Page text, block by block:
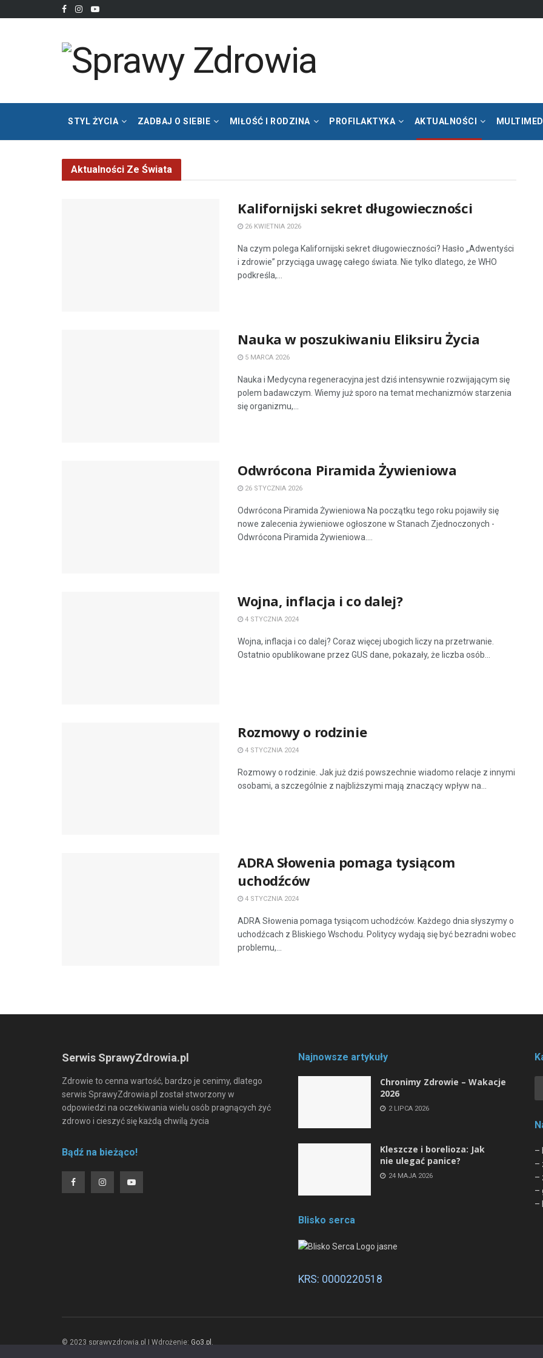
STYL ŻYCIA ZADBAJ O SIEBIE MIŁOŚĆ I RODZINA PROFILAKTYKA AKTUALNOŚCI
Aktualności Ze Świata
Kalifornijski sekret długowieczności
26 KWIETNIA 2026
Na czym polega Kalifornijski sekret długowieczności? Hasło „Adwentyści
i zdrowie” przyciąga uwagę całego świata. Nie tylko dlatego, że WHO
podkreśla,...
Nauka w poszukiwaniu Eliksiru Życia
5 MARCA 2026
Nauka i Medycyna regeneracyjna jest dziś intensywnie rozwijającym się
polem badawczym. Wiemy już sporo na temat mechanizmów starzenia
się organizmu,...
Odwrócona Piramida Żywieniowa
26 STYCZNIA 2026
Odwrócona Piramida Żywieniowa Na początku tego roku pojawiły się
nowe zalecenia żywieniowe ogłoszone w Stanach Zjednoczonych -
Odwrócona Piramida Żywieniowa....
Wojna, inflacja i co dalej?
4 STYCZNIA 2024
Wojna, inflacja i co dalej? Coraz więcej ubogich liczy na przetrwanie.
Ostatnio opublikowane przez GUS dane, pokazały, że liczba osób...
Rozmowy o rodzinie
4 STYCZNIA 2024
Rozmowy o rodzinie. Jak już dziś powszechnie wiadomo relacje z innymi
osobami, a szczególnie z najbliższymi mają znaczący wpływ na...
ADRA Słowenia pomaga tysiącom
uchodźców
4 STYCZNIA 2024
ADRA Słowenia pomaga tysiącom uchodźców. Każdego dnia słyszymy o
uchodźcach z Bliskiego Wschodu. Politycy wydają się być bezradni wobec
problemu,...
Serwis SprawyZdrowia.pl
Zdrowie to cenna wartość, bardzo je cenimy, dlatego
serwis SprawyZdrowia.pl został stworzony w
odpowiedzi na oczekiwania wielu osób pragnących żyć
zdrowo i cieszyć się każdą chwilą życia
Bądź na bieżąco!
Najnowsze artykuły
Chronimy Zdrowie ­– Wakacje
2026
2 LIPCA 2026
Kleszcze i borelioza: Jak
nie ulegać panice?
24 MAJA 2026
Blisko serca
KRS: 0000220518
–
–
–
–
–
© 2023 sprawyzdrowia.pl | Wdrożenie: Go3.pl .